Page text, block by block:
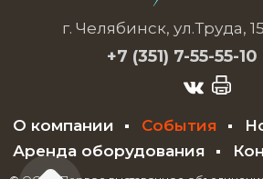
г. Челябинск, ул.Труда,
+7 (351) 7-55-55-10
О компании События
Аренда оборудования